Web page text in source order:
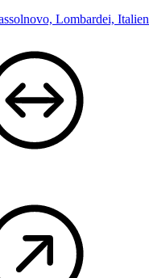
Lombardei, Italien